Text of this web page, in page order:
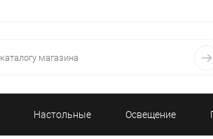
Настольные Освещение